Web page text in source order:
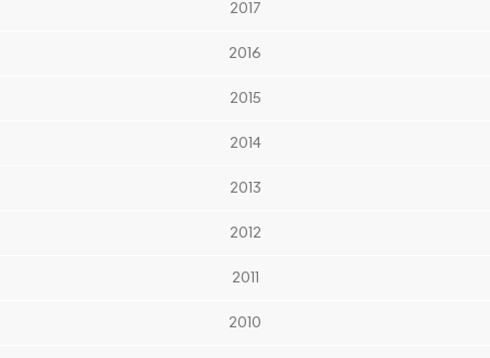
2017
2016
2015
2014
2013
2012
2011
2010